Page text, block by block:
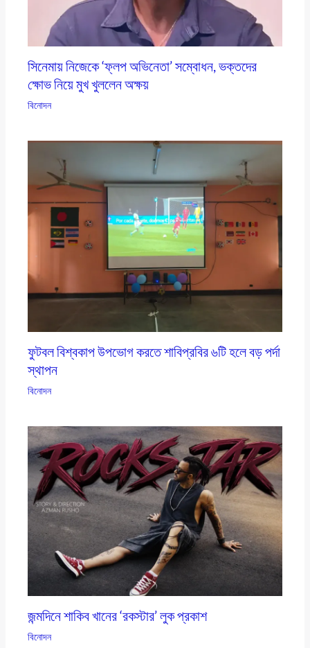
সিনেমায় নিজেকে ‘ফ্লপ অভিনেতা’ সম্বোধন, ভক্তদের
ক্ষোভ নিয়ে মুখ খুললেন অক্ষয়
বিনোদন
ফুটবল বিশ্বকাপ উপভোগ করতে শাবিপ্রবির ৬টি হলে বড় পর্দা
স্থাপন
বিনোদন
জন্মদিনে শাকিব খানের ‘রকস্টার’ লুক প্রকাশ
বিনোদন